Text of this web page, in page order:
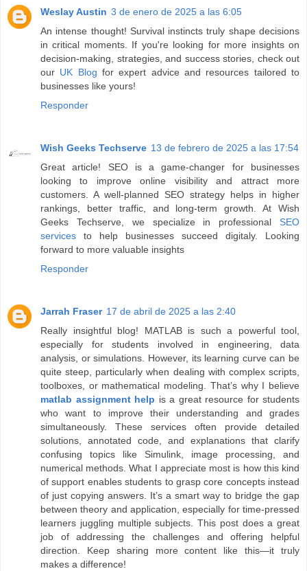
Weslay Austin 3 de enero de 2025 a las 6:05
An intense thought! Survival instincts truly shape decisions
in critical moments. If you're looking for more insights on
decision-making, strategies, and success stories, check out
our UK Blog for expert advice and resources tailored to
businesses like yours!
Responder
Wish Geeks Techserve 13 de febrero de 2025 a las 17:54
Great article! SEO is a game-changer for businesses
looking to improve online visibility and attract more
customers. A well-planned SEO strategy helps in higher
rankings, better traffic, and long-term growth. At Wish
Geeks Techserve, we specialize in professional SEO
services to help businesses succeed digitaly. Looking
forward to more valuable insights
Responder
Jarrah Fraser 17 de abril de 2025 a las 2:40
Really insightful blog! MATLAB is such a powerful tool,
especially for students involved in engineering, data
analysis, or simulations. However, its learning curve can be
quite steep, particularly when dealing with complex scripts,
toolboxes, or mathematical modeling. That’s why I believe
matlab assignment help is a great resource for students
who want to improve their understanding and grades
simultaneously. These services often provide detailed
solutions, annotated code, and explanations that clarify
confusing topics like Simulink, image processing, and
numerical methods. What I appreciate most is how this kind
of support enables students to grasp core concepts instead
of just copying answers. It’s a smart way to bridge the gap
between theory and application, especially for time-pressed
learners juggling multiple subjects. This post does a great
job of addressing the challenges and offering helpful
direction. Keep sharing more content like this—it truly
makes a difference!